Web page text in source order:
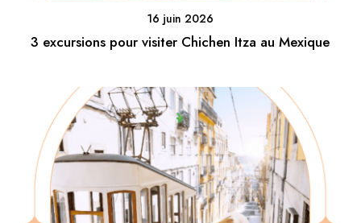
16 juin 2026
3 excursions pour visiter Chichen Itza au Mexique